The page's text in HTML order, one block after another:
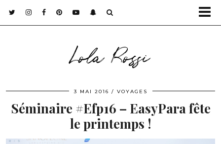
Lola Rossi
3 MAI 2016 VOYAGES
Séminaire #Efp16 – EasyPara fête
le printemps !